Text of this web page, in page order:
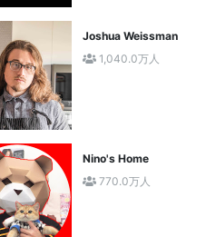
Joshua Weissman
1,040.0万人
Nino's Home
770.0万人